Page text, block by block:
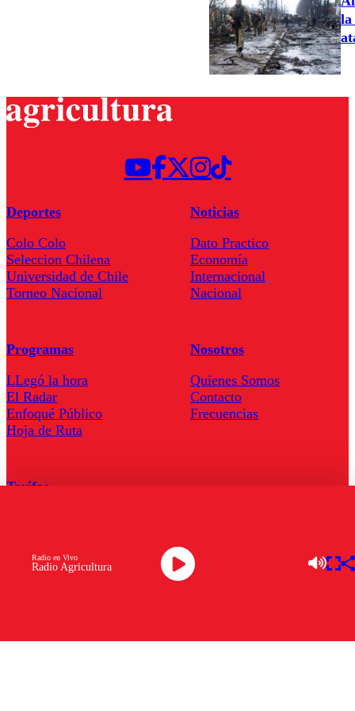
la
Radio Agricultura
Radio en Vivo
Deportes
Colo Colo
Seleccion Chilena
Universidad de Chile
Torneo Nacional
Noticias
Dato Practico
Economía
Internacional
Nacional
Programas
LLegó la hora
El Radar
Enfoqué Público
Hoja de Ruta
Nosotros
Quienes Somos
Contacto
Frecuencias
Tarifas
Descarga la APP